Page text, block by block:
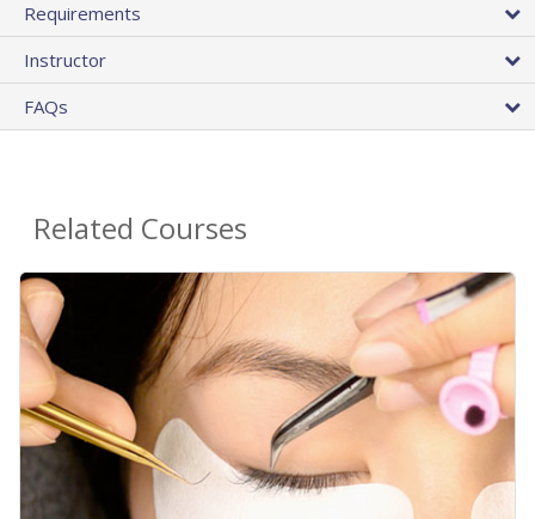
Requirements
Instructor
FAQs
Related Courses